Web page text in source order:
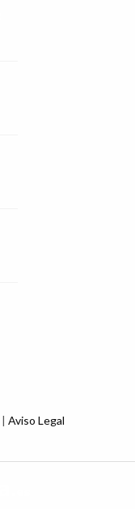
| Aviso Legal